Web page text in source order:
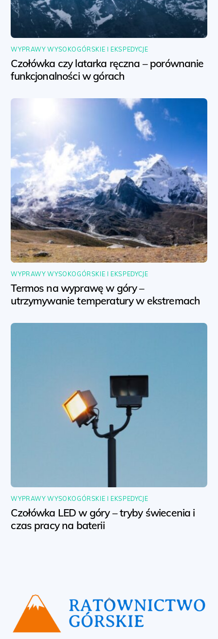
WYPRAWY WYSOKOGÓRSKIE I EKSPEDYCJE
Czołówka czy latarka ręczna – porównanie
funkcjonalności w górach
WYPRAWY WYSOKOGÓRSKIE I EKSPEDYCJE
Termos na wyprawę w góry –
utrzymywanie temperatury w ekstremach
WYPRAWY WYSOKOGÓRSKIE I EKSPEDYCJE
Czołówka LED w góry – tryby świecenia i
czas pracy na baterii
Back
To
Top